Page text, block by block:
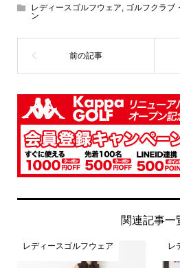
レディースゴルフウェア ゴルフクラブ
ン
関連記事一
レディースゴルフウェア レ